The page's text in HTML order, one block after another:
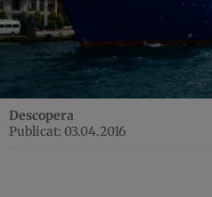
Descopera
Publicat: 03.04.2016